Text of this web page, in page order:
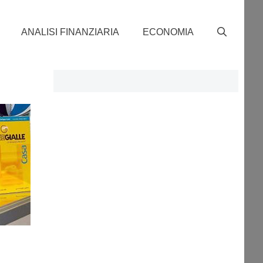
ANALISI FINANZIARIA ECONOMIA